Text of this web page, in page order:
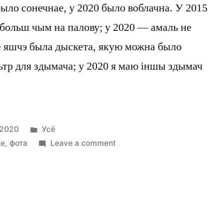
сонечнае, у 2020 было воблачна. У 2015
чым на палову; у 2020 — амаль не
яшчэ была дыскета, якую можна было
для здымача; у 2020 я маю іншы здымач
Posted
in
Усё
,фота Leave a comment